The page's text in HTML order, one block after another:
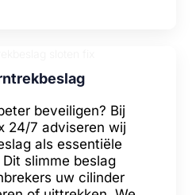
beveiligen? Bij
24/7 adviseren wij
als essentiële
slimme beslag
uw cilinder